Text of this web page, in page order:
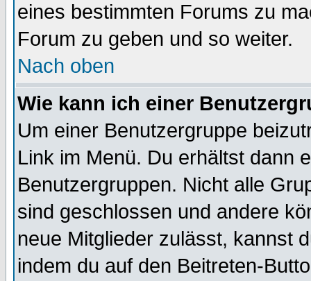
eines bestimmten Forums zu
Forum zu geben und so weiter.
Nach oben
Wie kann ich einer
Um einer Benutzergruppe
Link im Menü. Du erhältst dann
Benutzergruppen. Nicht alle
sind geschlossen und andere
neue Mitglieder zulässt, kannst
indem du auf den Beitreten-